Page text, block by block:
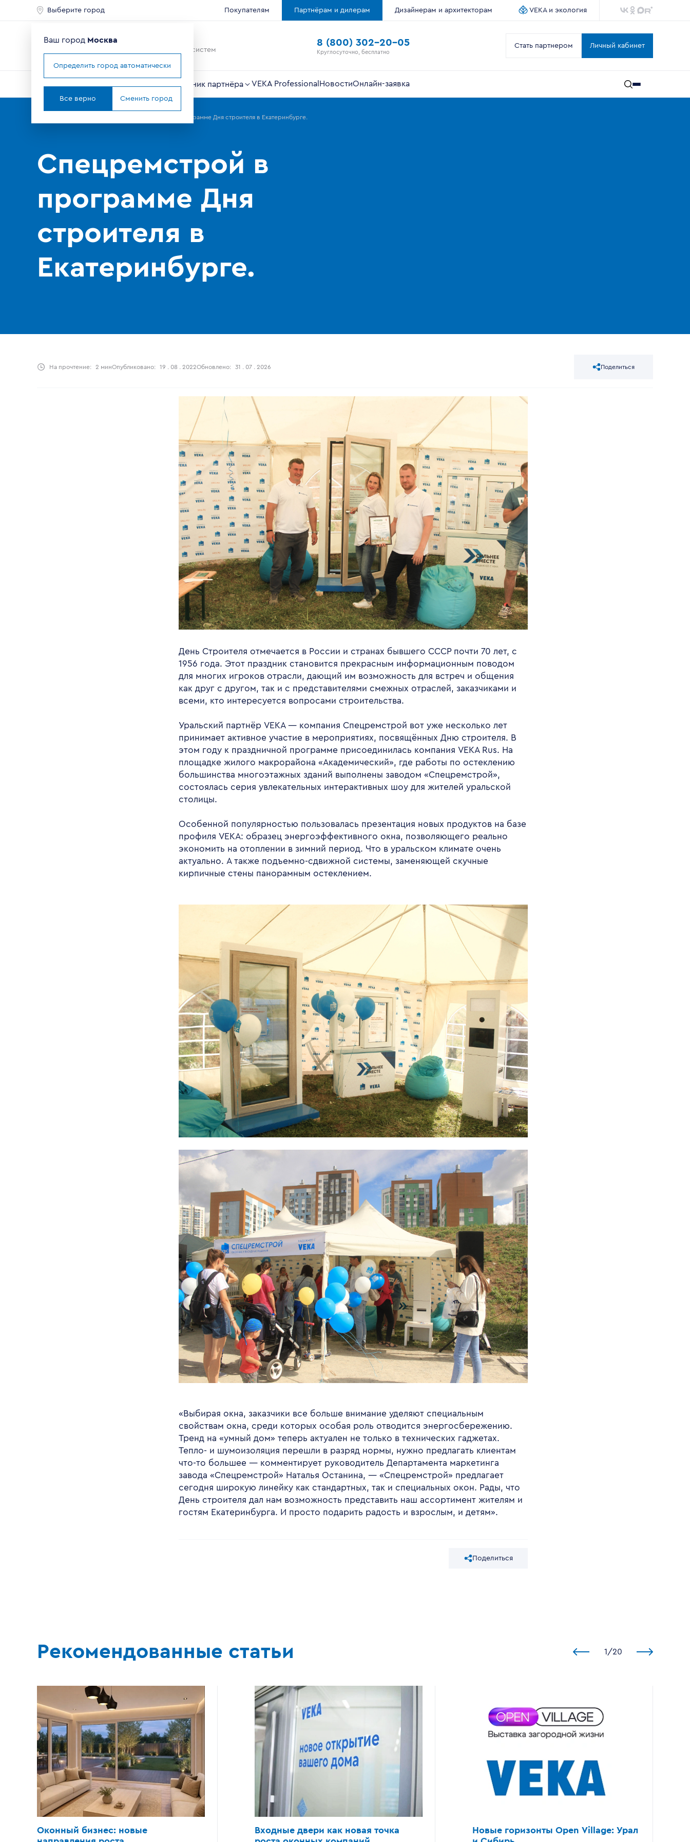
Выберите город Покупателям Партнёрам и дилерам Дизайнерам и архитекторам VEKA и экология
Ведущий мировой
производитель оконных систем
8 (800) 302-20-05
Круглосуточно, бесплатно
Стать партнером Личный кабинет
Справочник партнёра VEKA Professional НовостиОнлайн-заявка
Спецремстрой в программе Дня строителя в Екатеринбурге.
Спецремстрой в
программе Дня
строителя в
Екатеринбурге.
На прочтение: 2 минОпубликовано: 19 . 08 . 2022Обновлено: 31 . 07 . 2026 Поделиться
День Строителя отмечается в России и странах бывшего СССР почти 70 лет, с
1956 года. Этот праздник становится прекрасным информационным поводом
для многих игроков отрасли, дающий им возможность для встреч и общения
как друг с другом, так и с представителями смежных отраслей, заказчиками и
всеми, кто интересуется вопросами строительства.
Уральский партнёр VEKA — компания Спецремстрой вот уже несколько лет
принимает активное участие в мероприятиях, посвящённых Дню строителя. В
этом году к праздничной программе присоединилась компания VEKA Rus. На
площадке жилого макрорайона «Академический», где работы по остеклению
большинства многоэтажных зданий выполнены заводом «Спецремстрой»,
состоялась серия увлекательных интерактивных шоу для жителей уральской
столицы.
Особенной популярностью пользовалась презентация новых продуктов на базе
профиля VEKA: образец энергоэффективного окна, позволяющего реально
экономить на отоплении в зимний период. Что в уральском климате очень
актуально. А также подъемно-сдвижной системы, заменяющей скучные
кирпичные стены панорамным остеклением.
«Выбирая окна, заказчики все больше внимание уделяют специальным
свойствам окна, среди которых особая роль отводится энергосбережению.
Тренд на «умный дом» теперь актуален не только в технических гаджетах.
Тепло- и шумоизоляция перешли в разряд нормы, нужно предлагать клиентам
что-то большее — комментирует руководитель Департамента маркетинга
завода «Спецремстрой» Наталья Останина, — «Спецремстрой» предлагает
сегодня широкую линейку как стандартных, так и специальных окон. Рады, что
День строителя дал нам возможность представить наш ассортимент жителям и
гостям Екатеринбурга. И просто подарить радость и взрослым, и детям».
Поделиться
Рекомендованные статьи 1 /20
Оконный бизнес: новые
Входные двери как новая точка
Новые горизонты Open Village: Урал
Ваш город Москва
Определить город автоматически
Все верно Сменить город